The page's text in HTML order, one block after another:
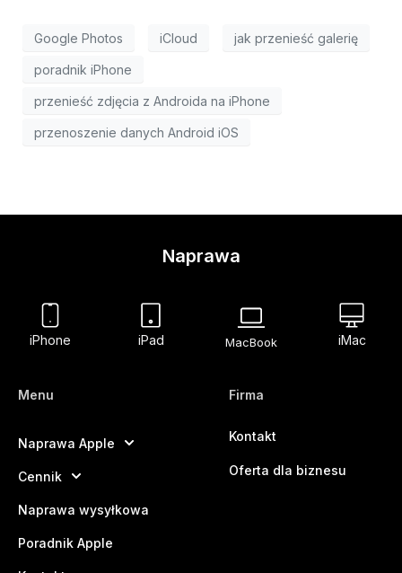
Google Photos iCloud jak przenieść galerię
poradnik iPhone
przenieść zdjęcia z Androida na iPhone
przenoszenie danych Android iOS
Naprawa
iPhone iPad MacBook iMac
Menu
Naprawa Apple
Cennik
Naprawa wysyłkowa
Poradnik Apple
Firma
Kontakt
Oferta dla biznesu